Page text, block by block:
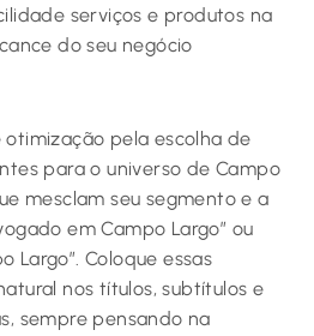
serviços e produtos na
do seu negócio
pela escolha de
para o universo de Campo
mesclam seu segmento e a
em Campo Largo” ou
Largo”. Coloque essas
nos títulos, subtítulos e
sempre pensando na